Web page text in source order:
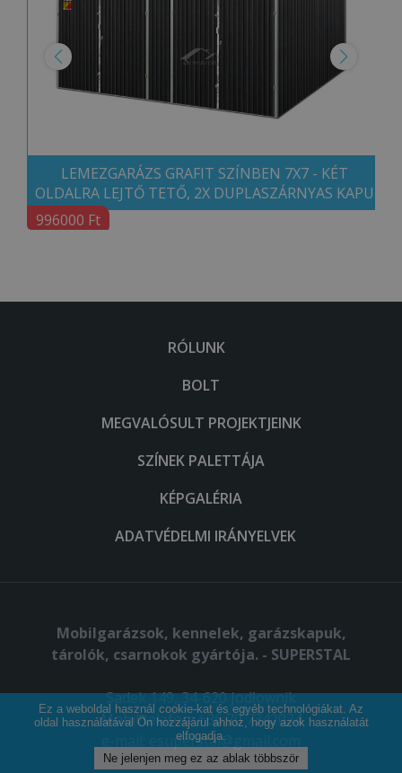
LEMEZGARÁZS GRAFIT SZÍNBEN 7X7 - KÉT
OLDALRA LEJTŐ TETŐ, 2X DUPLASZÁRNYAS KAPU
996000 Ft
RÓLUNK
BOLT
MEGVALÓSULT PROJEKTJEINK
SZÍNEK PALETTÁJA
KÉPGALÉRIA
ADATVÉDELMI IRÁNYELVEK
Mobilgarázsok, kennelek, garázskapuk,
tárolók, csarnokok gyártója. - SUPERSTAL
Sadek 149, 34-620 Jodłownik
Mobil telefon: +36 70 7342034
esuperstal@gmail.com
Ez a weboldal használ cookie-kat és egyéb technológiákat. Az
oldal használatával Ön hozzájárul ahhoz, hogy azok használatát
elfogadja.